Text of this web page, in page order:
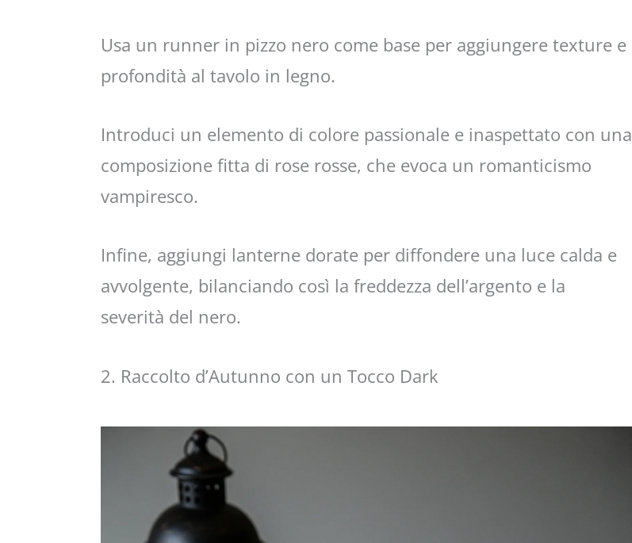
Usa un runner in pizzo nero come base per aggiungere texture e
profondità al tavolo in legno.
Introduci un elemento di colore passionale e inaspettato con una
composizione fitta di rose rosse, che evoca un romanticismo
vampiresco.
Infine, aggiungi lanterne dorate per diffondere una luce calda e
avvolgente, bilanciando così la freddezza dell’argento e la
severità del nero.
2. Raccolto d’Autunno con un Tocco Dark